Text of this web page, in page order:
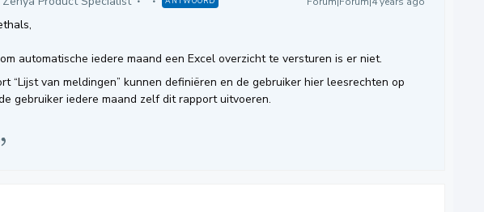
,
automatische iedere maand een Excel overzicht te versturen is er niet.
“Lijst van meldingen” kunnen definiëren en de gebruiker hier leesrechten op
gebruiker iedere maand zelf dit rapport uitvoeren.